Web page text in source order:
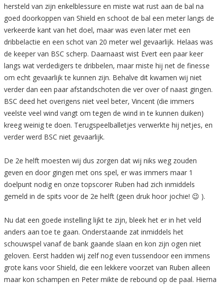
hersteld van zijn enkelblessure en miste wat rust aan de bal na
goed doorkoppen van Shield en schoot de bal een meter langs de
verkeerde kant van het doel, maar was even later met een
dribbelactie en een schot van 20 meter wel gevaarlijk. Helaas was
de keeper van BSC scherp. Daarnaast wist Evert een paar keer
langs wat verdedigers te dribbelen, maar miste hij net de finesse
om echt gevaarlijk te kunnen zijn. Behalve dit kwamen wij niet
verder dan een paar afstandschoten die ver over of naast gingen.
BSC deed het overigens niet veel beter, Vincent (die immers
veelste veel wind vangt om tegen de wind in te kunnen duiken)
kreeg weinig te doen. Terugspeelballetjes verwerkte hij netjes, en
verder werd BSC niet gevaarlijk.
De 2e helft moesten wij dus zorgen dat wij niks weg zouden
geven en door gingen met ons spel, er was immers maar 1
doelpunt nodig en onze topscorer Ruben had zich inmiddels
gemeld in de spits voor de 2e helft (geen druk hoor jochie! 😉 ).
Nu dat een goede instelling lijkt te zijn, bleek het er in het veld
anders aan toe te gaan. Onderstaande zat inmiddels het
schouwspel vanaf de bank gaande slaan en kon zijn ogen niet
geloven. Eerst hadden wij zelf nog even tussendoor een immens
grote kans voor Shield, die een lekkere voorzet van Ruben alleen
maar kon schampen en Peter mikte de rebound op de paal. Hierna